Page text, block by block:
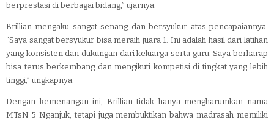
berprestasi di berbagai bidang,” ujarnya.
Brillian mengaku sangat senang dan bersyukur atas pencapaiannya.
“Saya sangat bersyukur bisa meraih juara 1. Ini adalah hasil dari latihan
yang konsisten dan dukungan dari keluarga serta guru. Saya berharap
bisa terus berkembang dan mengikuti kompetisi di tingkat yang lebih
tinggi,” ungkapnya.
Dengan kemenangan ini, Brillian tidak hanya mengharumkan nama
MTsN 5 Nganjuk, tetapi juga membuktikan bahwa madrasah memiliki